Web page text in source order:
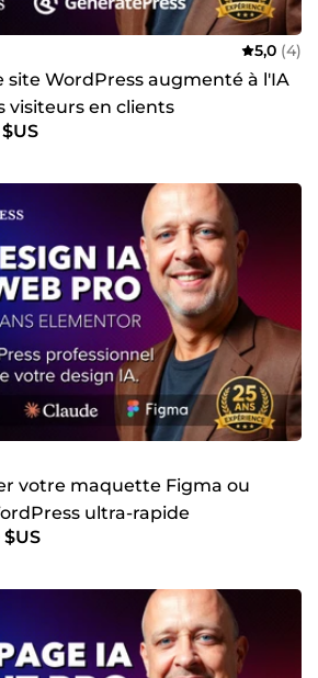
5,0 (4)
site WordPress augmenté à l'IA
visiteurs en clients
votre maquette Figma ou
ultra-rapide